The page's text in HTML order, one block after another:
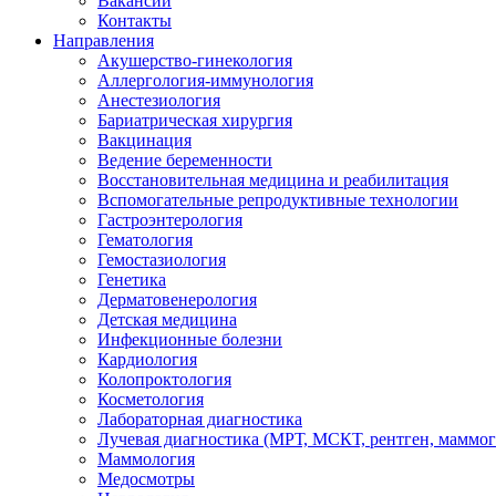
Контакты
Направления
Акушерство-гинекология
Аллергология-иммунология
Анестезиология
Бариатрическая хирургия
Вакцинация
Ведение беременности
Восстановительная медицина и реабилитация
Вспомогательные репродуктивные технологии
Гастроэнтерология
Гематология
Гемостазиология
Генетика
Дерматовенерология
Детская медицина
Инфекционные болезни
Кардиология
Колопроктология
Косметология
Лабораторная диагностика
Лучевая диагностика (МРТ, МСКТ, рентген,
Маммология
Медосмотры